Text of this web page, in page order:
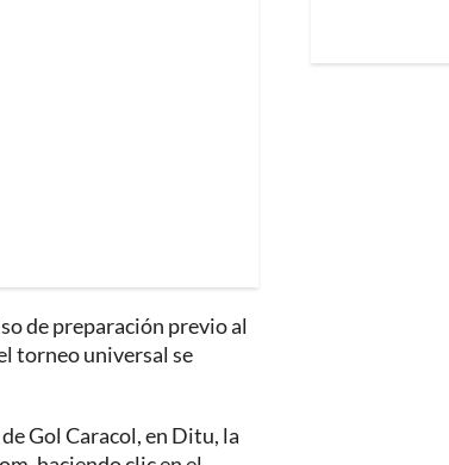
de preparación previo al
torneo universal se
Gol Caracol, en Ditu, la